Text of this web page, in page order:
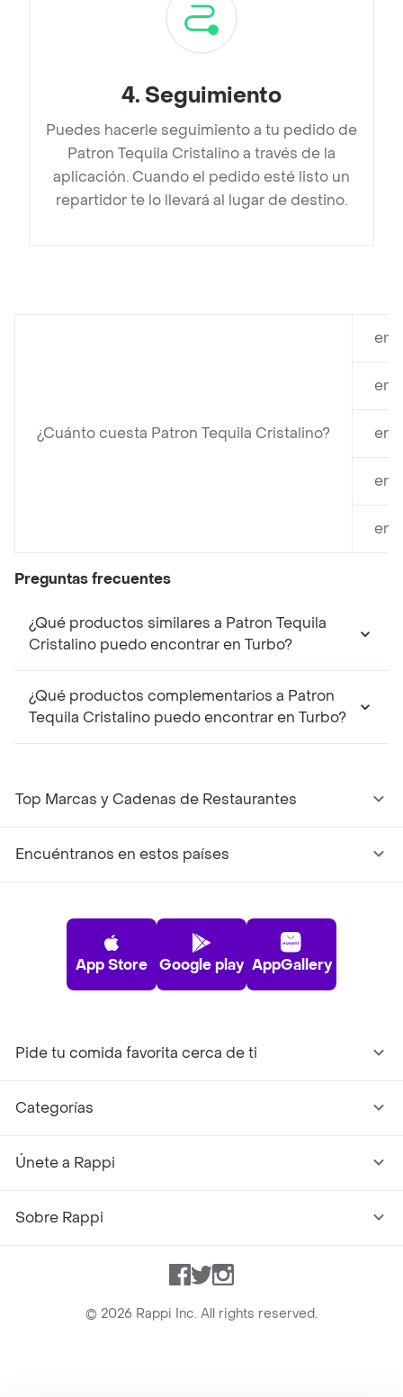
4. Seguimiento
Puedes hacerle seguimiento a tu pedido de
Patron Tequila Cristalino a través de la
aplicación. Cuando el pedido esté listo un
repartidor te lo llevará al lugar de destino.
¿Cuánto cuesta Patron Tequila Cristalino?
en
en
en
en
en
Preguntas frecuentes
¿Qué productos similares a Patron Tequila
Cristalino puedo encontrar en Turbo?
¿Qué productos complementarios a Patron
Tequila Cristalino puedo encontrar en Turbo?
Top Marcas y Cadenas de Restaurantes
Encuéntranos en estos países
App Store Google play AppGallery
Pide tu comida favorita cerca de ti
Categorías
Únete a Rappi
Sobre Rappi
Facebook
TwitterInstagram
© 2026 Rappi Inc. All rights reserved.